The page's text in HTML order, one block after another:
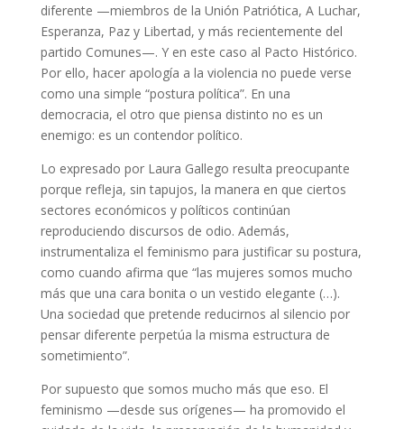
diferente —miembros de la Unión Patriótica, A Luchar,
Esperanza, Paz y Libertad, y más recientemente del
partido Comunes—. Y en este caso al Pacto Histórico.
Por ello, hacer apología a la violencia no puede verse
como una simple “postura política”. En una
democracia, el otro que piensa distinto no es un
enemigo: es un contendor político.
Lo expresado por Laura Gallego resulta preocupante
porque refleja, sin tapujos, la manera en que ciertos
sectores económicos y políticos continúan
reproduciendo discursos de odio. Además,
instrumentaliza el feminismo para justificar su postura,
como cuando afirma que “las mujeres somos mucho
más que una cara bonita o un vestido elegante (…).
Una sociedad que pretende reducirnos al silencio por
pensar diferente perpetúa la misma estructura de
sometimiento”.
Por supuesto que somos mucho más que eso. El
feminismo —desde sus orígenes— ha promovido el